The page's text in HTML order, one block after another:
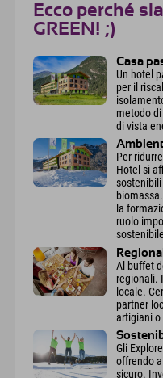
Ecco perché
GREEN! ;)
Casa
Un hotel
per il
metodo
di vista
Per
Hotel si
la
ruolo
Al buffet
regionali.
locale.
partner
artigiani o
Gli
offrendo
sicuro.